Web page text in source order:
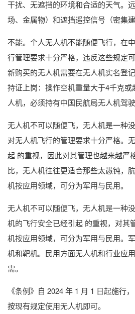
干扰、无遮挡的环境和合适的天气。
场、金属物）和遮挡遥控信号（密集
不能。个人无人机不能随便飞行，在
行管理要求十分严格，违反这些规定
新购买的无人机需要在无人机实名登
持证上岗：操作空机重量大于4千克
人机，必须持有中国民航局无人机驾驶
无人机不可以随便飞，无人机是一种
对无人机飞行的管理要求十分严格。
起 的重视，因此对其管理也越来越严
比，无人机往往更适合那些太愚钝，
机按应用领域，可分为军用与民用。
无人机不可以随便飞，无人机是一种
机的飞行安全已经引起 的重视，对其
机按应用领域，可分为军用与民用。
机和靶机。民用方面无人机和行业应
需。
《条例》自 2024 年 1 月 1 日起施行
按现有规定使用无人机即可。